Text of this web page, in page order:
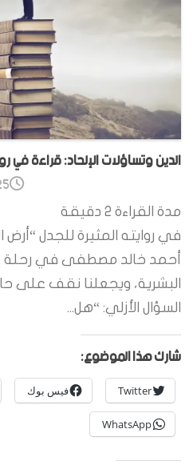
الدين وتساؤلات الإلحاد: قراءة في
مدة القراءة 2 دقيقة
في روايته المثيرة للجدل “أرض
أحمد خالد مصطفى في رحلة
البشرية، ويجعلنا نقف على
السؤال الأزلي: “هل...
شارك هذا الموضوع:
Twitter فيس بوك
WhatsApp